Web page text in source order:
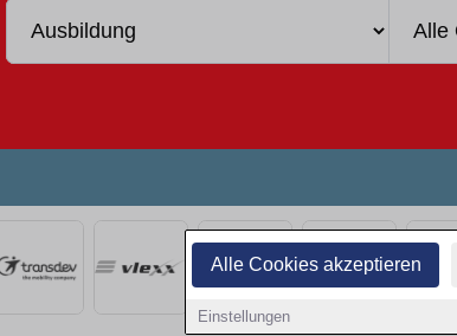
Alle Cookies akzeptieren
Einstellungen